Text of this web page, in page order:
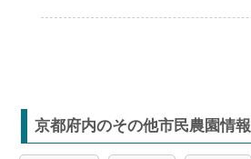
京都府内のその他市民農園情報